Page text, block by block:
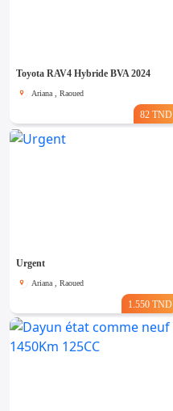
Toyota RAV4 Hybride BVA 2024
Ariana , Raoued
82 TND
Urgent
Ariana , Raoued
1.550 TND